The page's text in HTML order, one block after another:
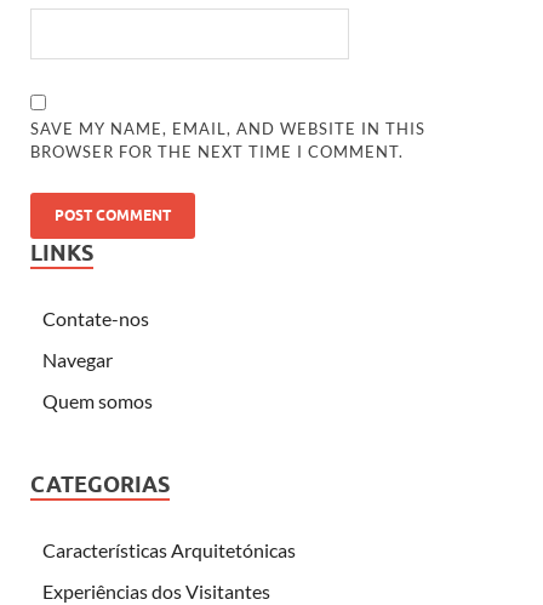
SAVE MY NAME, EMAIL, AND WEBSITE IN THIS
BROWSER FOR THE NEXT TIME I COMMENT.
LINKS
Contate-nos
Navegar
Quem somos
CATEGORIAS
Características Arquitetónicas
Experiências dos Visitantes